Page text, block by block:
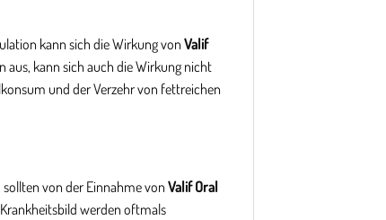
kann sich die Wirkung vonValif
kann sich auch die Wirkung nicht
und der Verzehr von fettreichen
von der Einnahme vonValif Oral
werden oftmals